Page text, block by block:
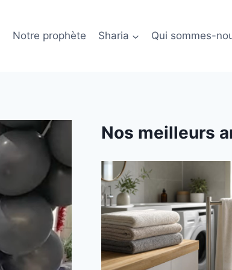
Notre prophète Sharia Qui sommes-
Nos meilleurs